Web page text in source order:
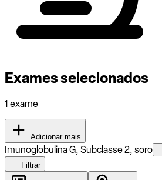
Exames selecionados
1 exame
Adicionar mais
Imunoglobulina G, Subclasse 2, soro
Filtrar